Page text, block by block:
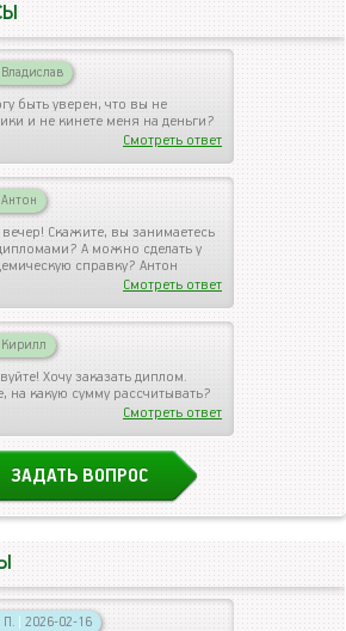
Владислав
быть уверен, что вы не
и не кинете меня на деньги?
Смотреть ответ
Антон
Скажите, вы занимаетесь
А можно сделать у
справку? Антон
Смотреть ответ
Кирилл
Хочу заказать диплом.
на какую сумму рассчитывать?
Смотреть ответ
ЗАДАТЬ ВОПРОС
| 2026-02-16